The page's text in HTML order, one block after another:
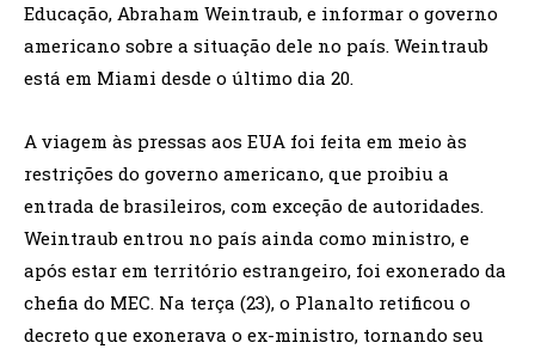
Educação, Abraham Weintraub, e informar o governo
americano sobre a situação dele no país. Weintraub
está em Miami desde o último dia 20.
A viagem às pressas aos EUA foi feita em meio às
restrições do governo americano, que proibiu a
entrada de brasileiros, com exceção de autoridades.
Weintraub entrou no país ainda como ministro, e
após estar em território estrangeiro, foi exonerado da
chefia do MEC. Na terça (23), o Planalto retificou o
decreto que exonerava o ex-ministro, tornando seu